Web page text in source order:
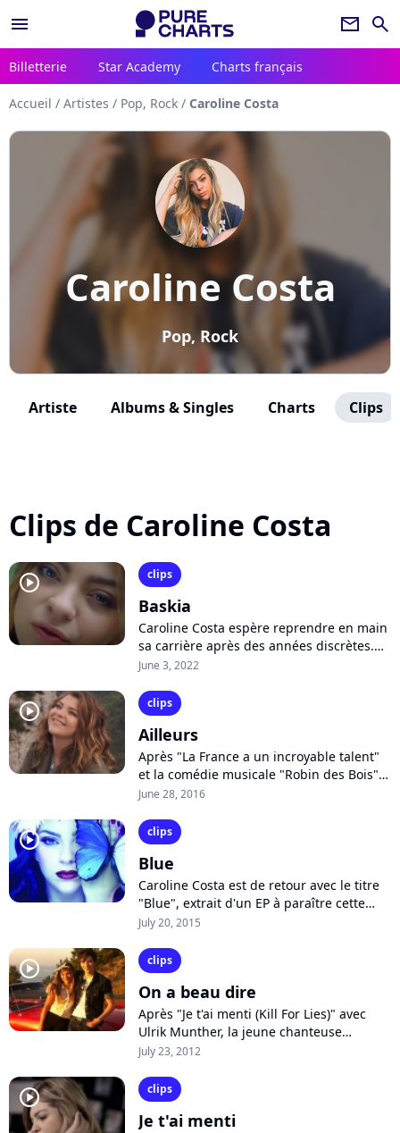
menu newsletter search
Billetterie Star Academy Charts français
Accueil / Artistes / Pop, Rock / Caroline Costa
Caroline Costa
Pop, Rock
Artiste Albums & Singles Charts Clips
Clips de Caroline Costa
player2 clips
Baskia
Caroline Costa espère reprendre en main
sa carrière après des années discrètes.
Finaliste de la dernière saison de "The
June 3, 2022
player2 clips
Ailleurs
Après "La France a un incroyable talent"
et la comédie musicale "Robin des Bois",
Caroline Costa enregistre actuellement
June 28, 2016
player2 clips
Blue
Caroline Costa est de retour avec le titre
"Blue", extrait d'un EP à paraître cette
année. Inspirée par le septième art et
July 20, 2015
player2 clips
On a beau dire
Après "Je t'ai menti (Kill For Lies)" avec
Ulrik Munther, la jeune chanteuse
Caroline Costa, révélée dans "La France a
July 23, 2012
player2 clips
Je t'ai menti